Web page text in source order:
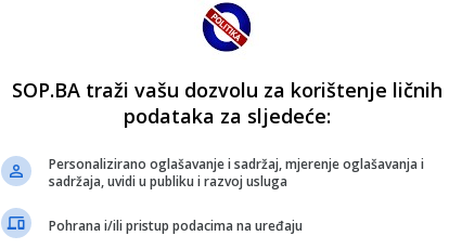
SOP.BA traži vašu dozvolu za korištenje ličnih
podataka za sljedeće:
Personalizirano oglašavanje i sadržaj, mjerenje oglašavanja i
sadržaja, uvidi u publiku i razvoj usluga
Pohrana i/ili pristup podacima na uređaju